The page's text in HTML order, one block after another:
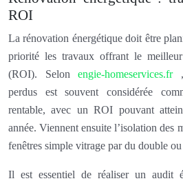
ROI
La rénovation énergétique doit être
priorité les travaux offrant le
(ROI). Selon engie-homeservices.fr
perdus est souvent considérée
rentable, avec un ROI pouvant
année. Viennent ensuite l’isolation des
fenêtres simple vitrage par du double
Il est essentiel de réaliser un audit